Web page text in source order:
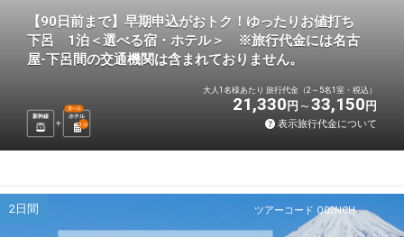
【90日前まで】早期申込がおトク！ゆったりお値打ち
下呂 1泊＜選べる宿・ホテル＞ ※旅行代金には名古
屋-下呂間の交通機関は含まれておりません。
新幹線 ホテル
選べる
1 泊
大人1名様あたり 旅行代金（2～5名1室・税込）
21,330円 33,150円
表示旅行代金について
ツアーコード Q02NCH
2日間